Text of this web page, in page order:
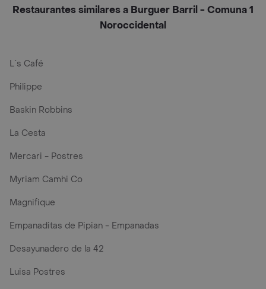
Restaurantes similares a Burguer Barril - Comuna 1
Noroccidental
L´s Café
Philippe
Baskin Robbins
La Cesta
Mercari - Postres
Myriam Camhi Co
Magnifique
Empanaditas de Pipian - Empanadas
Desayunadero de la 42
Luisa Postres